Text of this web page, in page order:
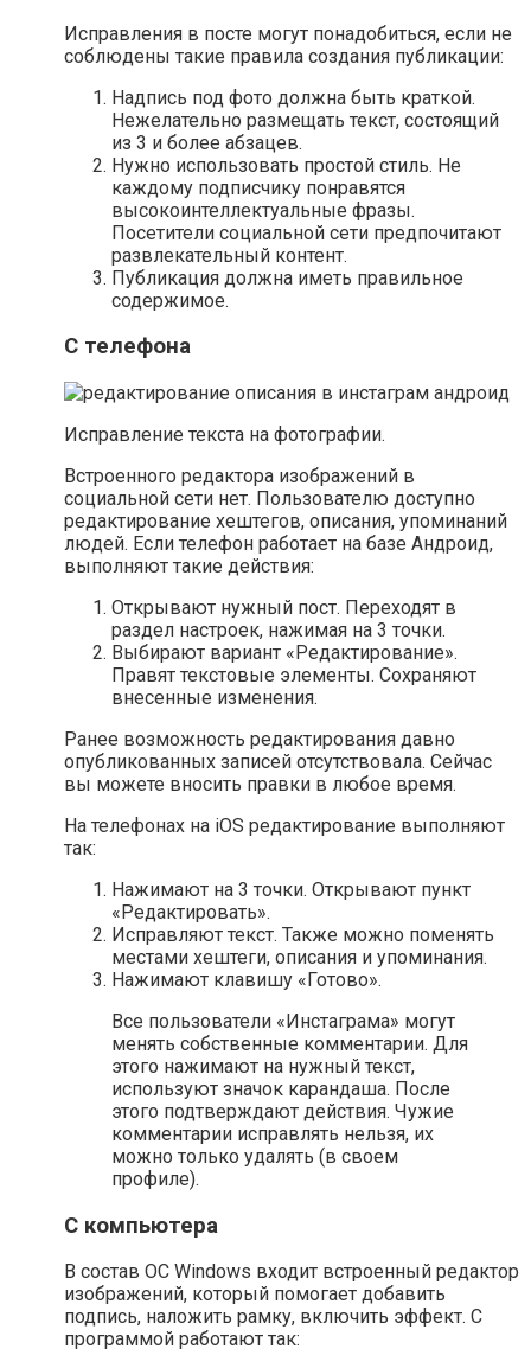
Исправления в посте могут понадобиться, если не
соблюдены такие правила создания публикации:
Надпись под фото должна быть краткой.
Нежелательно размещать текст, состоящий
из 3 и более абзацев.
Нужно использовать простой стиль. Не
каждому подписчику понравятся
высокоинтеллектуальные фразы.
Посетители социальной сети предпочитают
развлекательный контент.
Публикация должна иметь правильное
содержимое.
С телефона
Исправление текста на фотографии.
Встроенного редактора изображений в
социальной сети нет. Пользователю доступно
редактирование хештегов, описания, упоминаний
людей. Если телефон работает на базе Андроид,
выполняют такие действия:
Открывают нужный пост. Переходят в
раздел настроек, нажимая на 3 точки.
Выбирают вариант «Редактирование».
Правят текстовые элементы. Сохраняют
внесенные изменения.
Ранее возможность редактирования давно
опубликованных записей отсутствовала. Сейчас
вы можете вносить правки в любое время.
На телефонах на iOS редактирование выполняют
так:
Нажимают на 3 точки. Открывают пункт
«Редактировать».
Исправляют текст. Также можно поменять
местами хештеги, описания и упоминания.
Нажимают клавишу «Готово».
Все пользователи «Инстаграма» могут
менять собственные комментарии. Для
этого нажимают на нужный текст,
используют значок карандаша. После
этого подтверждают действия. Чужие
комментарии исправлять нельзя, их
можно только удалять (в своем
профиле).
С компьютера
В состав ОС Windows входит встроенный редактор
изображений, который помогает добавить
подпись, наложить рамку, включить эффект. С
программой работают так: